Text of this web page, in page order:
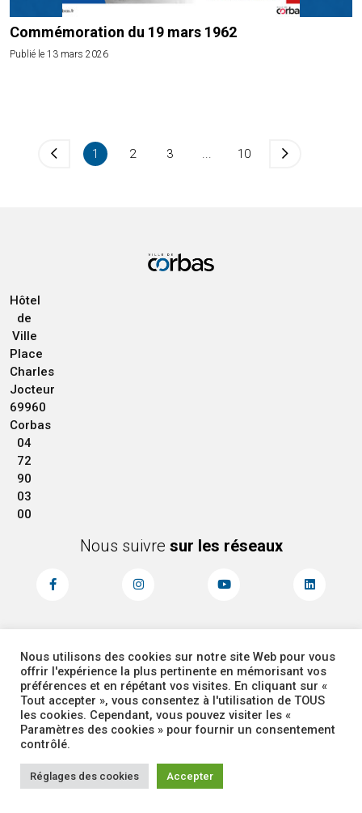
Commémoration du 19 mars 1962
Publié le 13 mars 2026
1 2 3 ... 10
Hôtel
de
Ville
Place
Charles
Jocteur
69960
Corbas
04
72
90
03
00
Nous suivre sur les réseaux
MENTIONS LÉGALES
PLAN DU SITE
ACCESSIBILITÉ
ADMINISTRATEUR
COOKIES
Corbas 2026 Tous droits réservés -
Nous utilisons des cookies sur notre site Web pour vous
offrir l'expérience la plus pertinente en mémorisant vos
préférences et en répétant vos visites. En cliquant sur «
Tout accepter », vous consentez à l'utilisation de TOUS
les cookies. Cependant, vous pouvez visiter les «
Paramètres des cookies » pour fournir un consentement
contrôlé.
Réglages des cookies Accepter